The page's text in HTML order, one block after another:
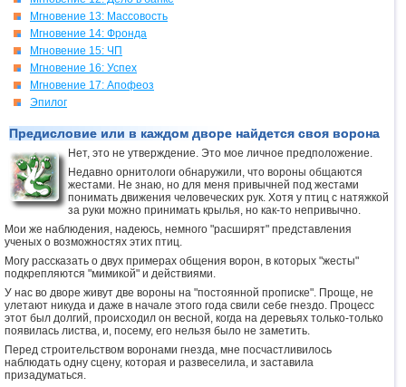
Мгновение 13: Массовость
Мгновение 14: Фронда
Мгновение 15: ЧП
Мгновение 16: Успех
Мгновение 17: Апофеоз
Эпилог
Предисловие или в каждом дворе найдется своя ворона
Нет, это не утверждение. Это мое личное предположение.
Недавно орнитологи обнаружили, что вороны общаются
жестами. Не знаю, но для меня привычней под жестами
понимать движения человеческих рук. Хотя у птиц с натяжкой
за руки можно принимать крылья, но как-то непривычно.
Мои же наблюдения, надеюсь, немного "расширят" представления
ученых о возможностях этих птиц.
Могу рассказать о двух примерах общения ворон, в которых "жесты"
подкрепляются "мимикой" и действиями.
У нас во дворе живут две вороны на "постоянной прописке". Проще, не
улетают никуда и даже в начале этого года свили себе гнездо. Процесс
этот был долгий, происходил он весной, когда на деревьях только-только
появилась листва, и, посему, его нельзя было не заметить.
Перед строительством воронами гнезда, мне посчастливилось
наблюдать одну сцену, которая и развеселила, и заставила
призадуматься.